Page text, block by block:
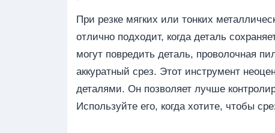
При резке мягких или тонких
отлично подходит, когда деталь
могут повредить деталь, проволочная
аккуратный срез. Этот инструмент
деталями. Он позволяет лучше
Используйте его, когда хотите, чтобы